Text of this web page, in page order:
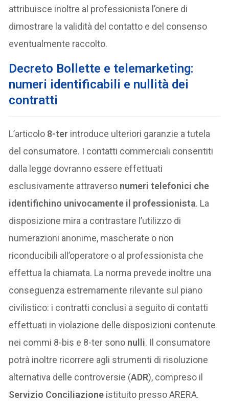
attribuisce inoltre al professionista l’onere di
dimostrare la validità del contatto e del consenso
eventualmente raccolto.
Decreto Bollette e telemarketing:
numeri identificabili e nullità dei
contratti
L’articolo 8-ter introduce ulteriori garanzie a tutela
del consumatore. I contatti commerciali consentiti
dalla legge dovranno essere effettuati
esclusivamente attraverso numeri telefonici che
identifichino univocamente il professionista. La
disposizione mira a contrastare l’utilizzo di
numerazioni anonime, mascherate o non
riconducibili all’operatore o al professionista che
effettua la chiamata. La norma prevede inoltre una
conseguenza estremamente rilevante sul piano
civilistico: i contratti conclusi a seguito di contatti
effettuati in violazione delle disposizioni contenute
nei commi 8-bis e 8-ter sono nulli. Il consumatore
potrà inoltre ricorrere agli strumenti di risoluzione
alternativa delle controversie (ADR), compreso il
Servizio Conciliazione istituito presso ARERA.